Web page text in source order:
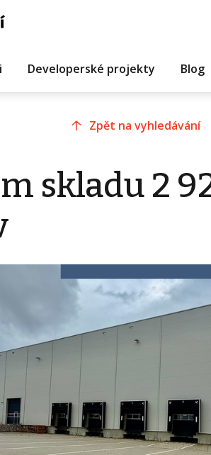
Developerské projekty Blog
Zpět na vyhledávání
skladu 2